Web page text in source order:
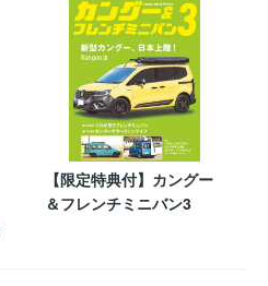
【限定特典付】カングー
＆フレンチミニバン3